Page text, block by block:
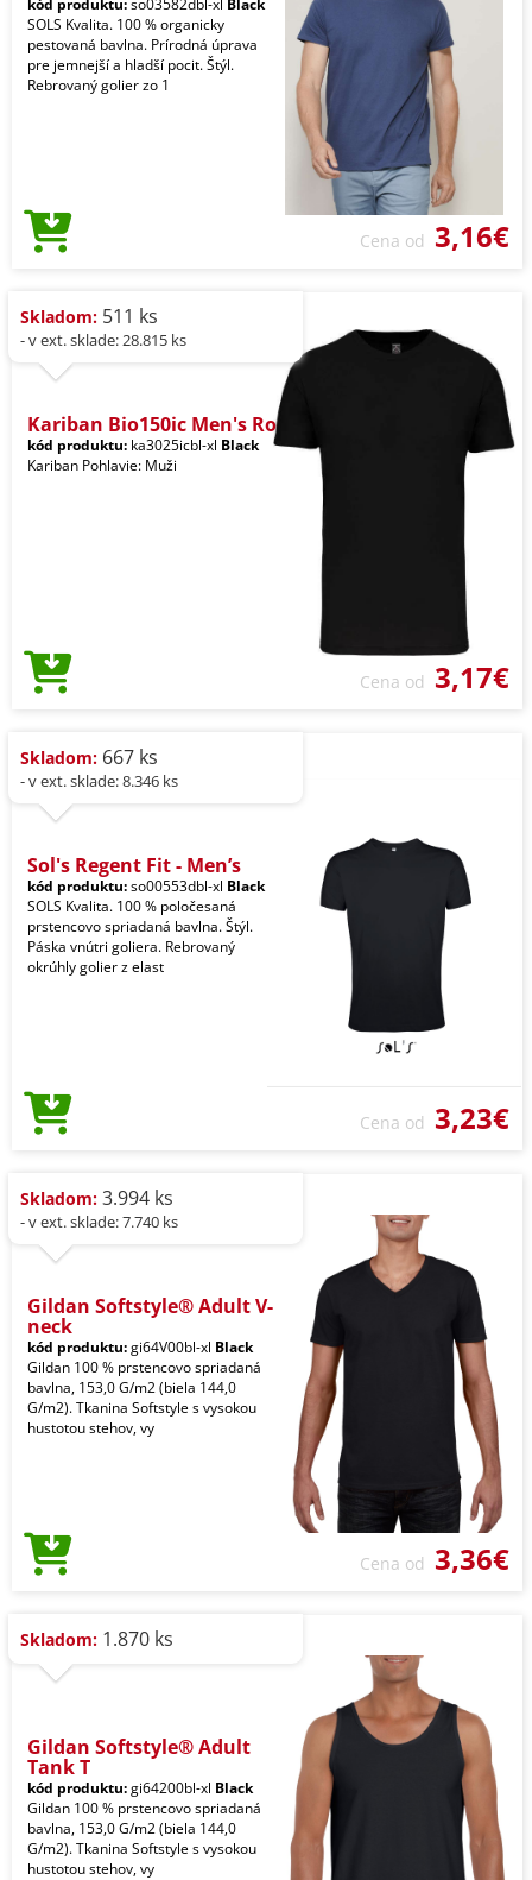
SOLS Kvalita. 100 % organicky
pestovaná bavlna. Prírodná úprava
pre jemnejší a hladší pocit. Štýl.
Rebrovaný golier zo 1
Cena od 3,16€
Skladom: 511 ks
- v ext. sklade: 28.815 ks
Kariban Bio150ic Men's Ro
kód produktu: ka3025icbl-xl Black
Kariban Pohlavie: Muži
Cena od 3,17€
Skladom: 667 ks
- v ext. sklade: 8.346 ks
Sol's Regent Fit - Men’s
kód produktu:so00553dbl-xl Black
SOLS Kvalita. 100 % poločesaná
prstencovo spriadaná bavlna. Štýl.
Páska vnútri goliera. Rebrovaný
okrúhly golier z elast
Cena od 3,23€
Skladom: 3.994 ks
- v ext. sklade: 7.740 ks
Gildan Softstyle® Adult V-
neck
kód produktu:gi64V00bl-xl Black
Gildan 100 % prstencovo spriadaná
bavlna, 153,0 G/m2 (biela 144,0
G/m2). Tkanina Softstyle s vysokou
hustotou stehov, vy
Cena od 3,36€
Skladom: 1.870 ks
Gildan Softstyle® Adult
Tank T
kód produktu:gi64200bl-xl Black
Gildan 100 % prstencovo spriadaná
bavlna, 153,0 G/m2 (biela 144,0
G/m2). Tkanina Softstyle s vysokou
hustotou stehov, vy